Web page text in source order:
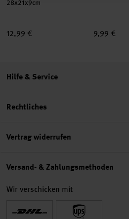
28x21x9cm
12,99 € 9,99 €
Hilfe & Service
Rechtliches
Vertrag widerrufen
Versand- & Zahlungsmethoden
Wir verschicken mit